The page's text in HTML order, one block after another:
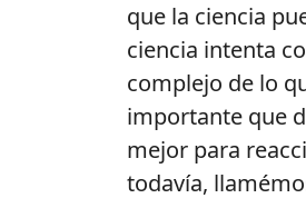
que la ciencia
ciencia intenta
complejo de lo
importante que
mejor para
todavía,